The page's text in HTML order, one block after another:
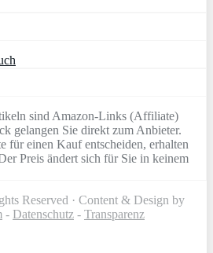
sind Amazon-Links (Affiliate)
gelangen Sie direkt zum Anbieter.
für einen Kauf entscheiden, erhalten
Preis ändert sich für Sie in keinem
Reserved · Content & Design by
- Datenschutz - Transparenz